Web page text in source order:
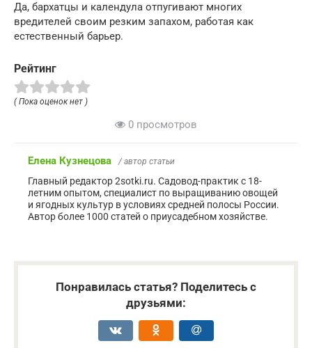
Да, бархатцы и календула отпугивают многих
вредителей своим резким запахом, работая как
естественный барьер.
Рейтинг
( Пока оценок нет )
0 просмотров
Елена Кузнецова / автор статьи
Главный редактор 2sotki.ru. Садовод-практик с 18-
летним опытом, специалист по выращиванию овощей
и ягодных культур в условиях средней полосы России.
Автор более 1000 статей о приусадебном хозяйстве.
Понравилась статья? Поделитесь с
друзьями: